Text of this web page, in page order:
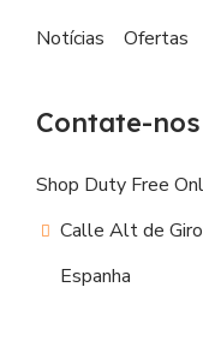
Notícias Ofertas
Contate-nos
Shop Duty Free
Calle Alt de
Espanha